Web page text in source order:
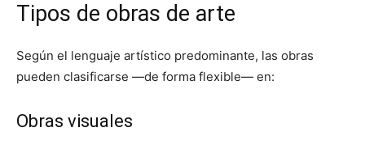
Tipos de obras de arte
Según el lenguaje artístico predominante, las obras
pueden clasificarse —de forma flexible— en:
Obras visuales